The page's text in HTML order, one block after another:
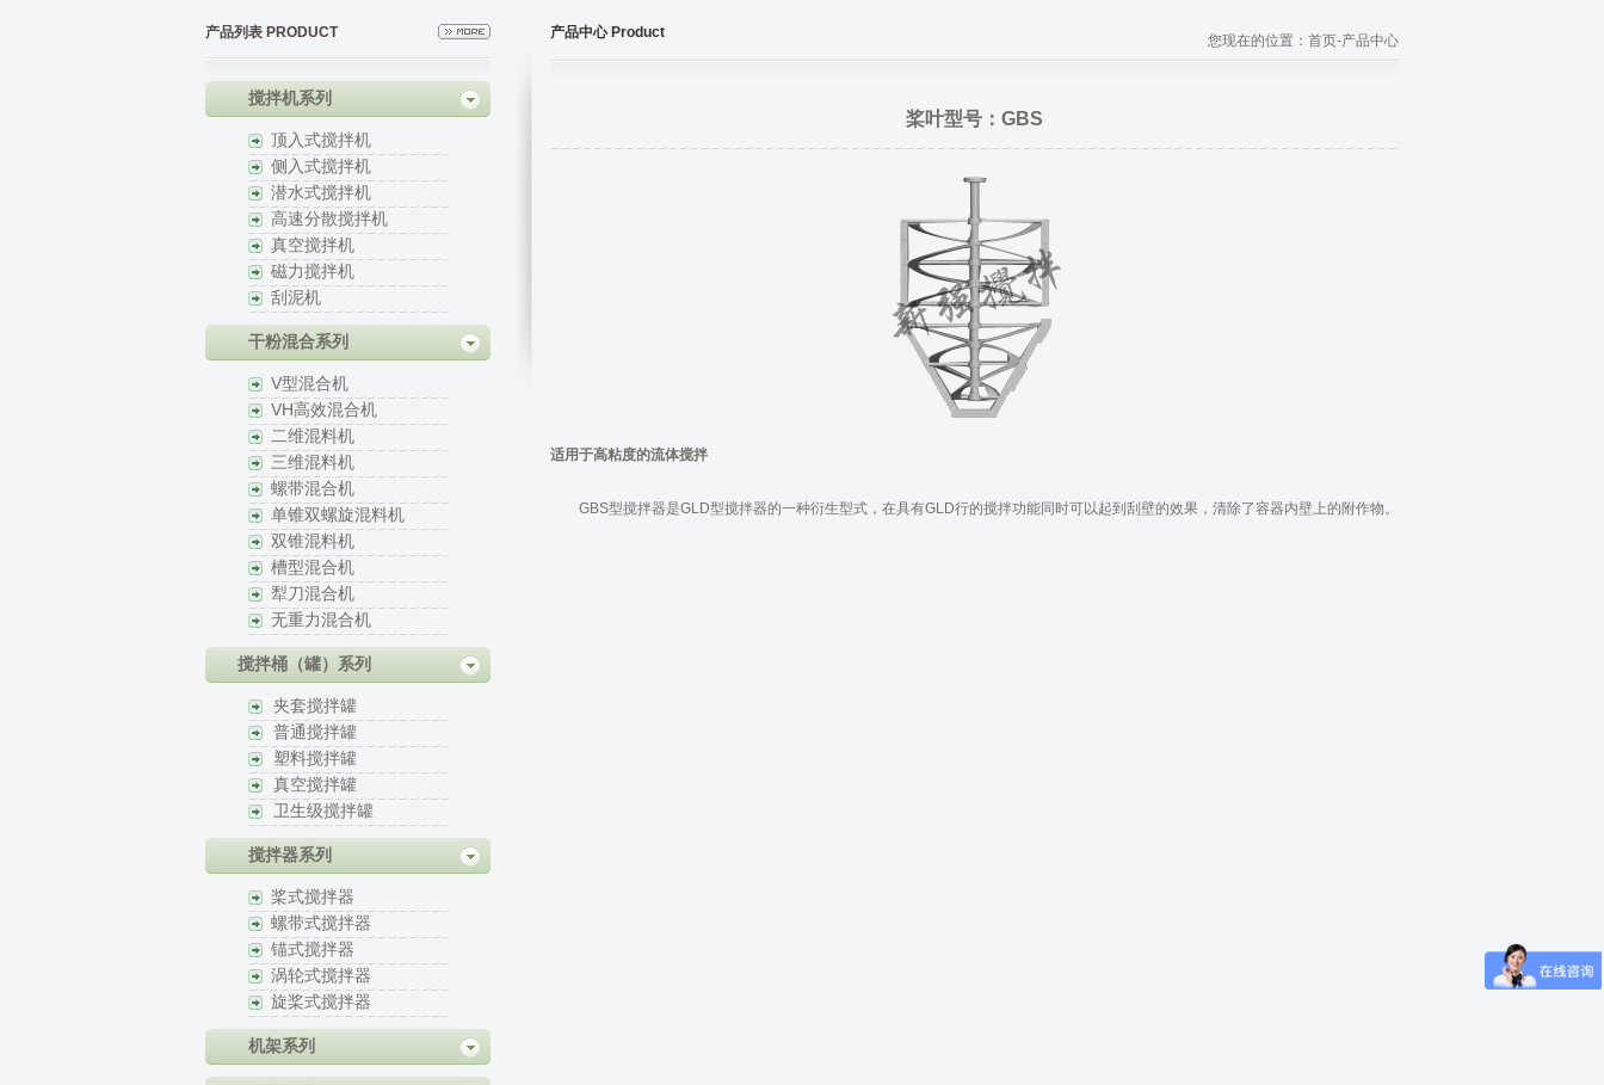
产品列表 PRODUCT
搅拌机系列
顶入式搅拌机
侧入式搅拌机
潜水式搅拌机
高速分散搅拌机
真空搅拌机
磁力搅拌机
刮泥机
干粉混合系列
V型混合机
VH高效混合机
二维混料机
三维混料机
螺带混合机
单锥双螺旋混料机
双锥混料机
槽型混合机
犁刀混合机
无重力混合机
搅拌桶（罐）系列
夹套搅拌罐
普通搅拌罐
塑料搅拌罐
真空搅拌罐
卫生级搅拌罐
搅拌器系列
桨式搅拌器
螺带式搅拌器
锚式搅拌器
涡轮式搅拌器
旋桨式搅拌器
机架系列
产品中心 Product 您现在的位置：首页-产品中心
桨叶型号：GBS
适用于高粘度的流体搅拌
GBS型搅拌器是GLD型搅拌器的一种衍生型式，在具有GLD行的搅拌功能同时可以起到刮壁的效果，清除了容器内壁上的附作物。